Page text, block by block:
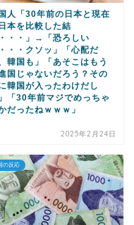
人「30年前の日本と現在
本を比較した結
・・」→「恐ろしい
・・クソッ」「心配だ
韓国も」「あそこはもう
国じゃないだろう？その
韓国が入ったわけだし
「30年前マジでめっちゃ
だったねｗｗｗ」
2025年2月24日
の反応